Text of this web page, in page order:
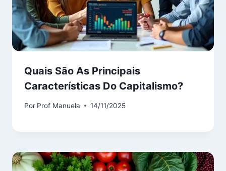
Quais São As Principais
Características Do Capitalismo?
Por Prof Manuela 14/11/2025